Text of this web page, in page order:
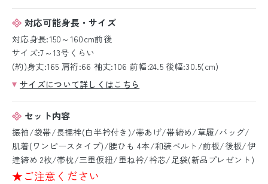
対応可能身長・サイズ
対応身長:150～160cm前後
サイズ:7～13号くらい
(約)身丈:165 肩裄:66 袖丈:106 前幅:24.5 後幅:30.5(cm)
サイズについて詳しくはこちら
セット内容
振袖/袋帯/長襦袢(白半衿付き)/帯あげ/帯締め/草履/バッグ/
肌着(ワンピースタイプ)/腰ひも 4本/和装ベルト/前板/後板/伊
逹締め 2枚/帯枕/三重仮紐/重ね衿/衿芯/足袋(新品プレゼント)
★ご注意ください